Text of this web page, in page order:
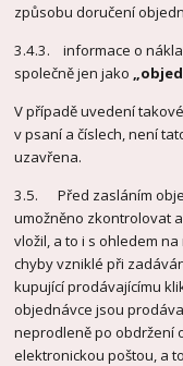
způsobu doručení
3.4.3. informace o
společně jen jako
V případě uvedení
v psaní a číslech, není
uzavřena.
3.5. Před zasláním
umožněno zkontrolovat
vložil, a to i s ohledem
chyby vzniklé při
kupující prodávajícímu
objednávce jsou
neprodleně po obdržení
elektronickou poštou, a